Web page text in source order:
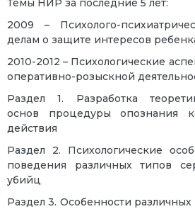
Темы НИР за последние 5 лет:
2009 – Психолого-
делам о защите интересов
2010-2012 – Психологические
оперативно-розыскной
Раздел 1. Разработка
основ процедуры опознания
действия
Раздел 2. Психологические
поведения различных типов
убийц
Раздел 3. Особенности различных